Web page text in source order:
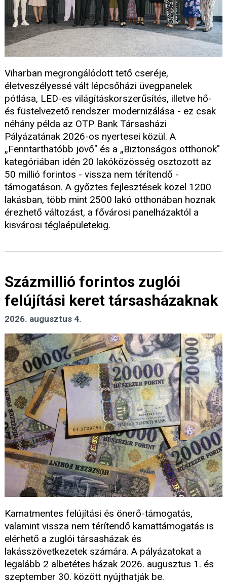
Viharban megrongálódott tető cseréje,
életveszélyessé vált lépcsőházi üvegpanelek
pótlása, LED-es világításkorszerűsítés, illetve hő-
és füstelvezető rendszer modernizálása - ez csak
néhány példa az OTP Bank Társasházi
Pályázatának 2026-os nyertesei közül. A
„Fenntarthatóbb jövő" és a „Biztonságos otthonok"
kategóriában idén 20 lakóközösség osztozott az
50 millió forintos - vissza nem térítendő -
támogatáson. A győztes fejlesztések közel 1200
lakásban, több mint 2500 lakó otthonában hoznak
érezhető változást, a fővárosi panelházaktól a
kisvárosi téglaépületekig.
Százmillió forintos zuglói
felújítási keret társasházaknak
2026. augusztus 4.
Kamatmentes felújítási és önerő-támogatás,
valamint vissza nem térítendő kamattámogatás is
elérhető a zuglói társasházak és
lakásszövetkezetek számára. A pályázatokat a
legalább 2 albetétes házak 2026. augusztus 1. és
szeptember 30. között nyújthatják be.